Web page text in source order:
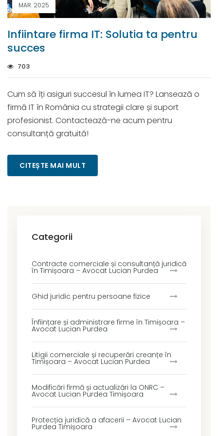
MAR. 2025
Infiintare firma IT: Solutia ta pentru
succes
703
Cum să îți asiguri succesul în lumea IT? Lansează o
firmă IT în România cu strategii clare și suport
profesionist. Contactează-ne acum pentru
consultanță gratuită!
CITEȘTE MAI MULT
Categorii
Contracte comerciale și consultanță juridică
în Timișoara – Avocat Lucian Purdea
Ghid juridic pentru persoane fizice
Înființare și administrare firme în Timișoara –
Avocat Lucian Purdea
Litigii comerciale și recuperări creanțe în
Timișoara – Avocat Lucian Purdea
Modificări firmă și actualizări la ONRC –
Avocat Lucian Purdea Timișoara
Protecția juridică a afacerii – Avocat Lucian
Purdea Timișoara